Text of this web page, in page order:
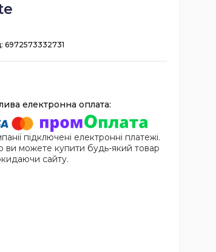
6972573332731
підключені електронні платежі.
ви можете купити будь-який товар
сайту.